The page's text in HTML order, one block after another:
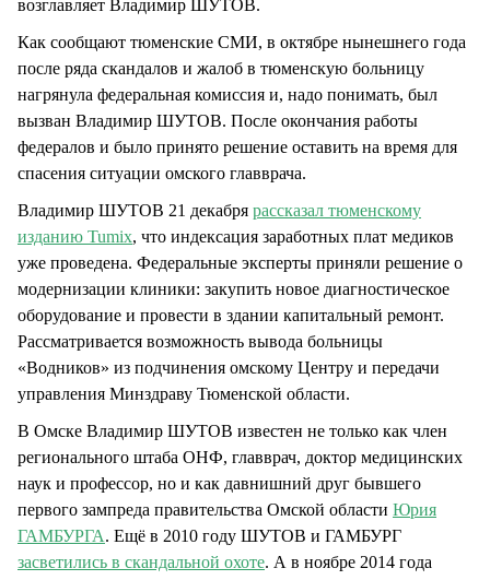
возглавляет Владимир ШУТОВ.
Как сообщают тюменские СМИ, в октябре нынешнего года
после ряда скандалов и жалоб в тюменскую больницу
нагрянула федеральная комиссия и, надо понимать, был
вызван Владимир ШУТОВ. После окончания работы
федералов и было принято решение оставить на время для
спасения ситуации омского главврача.
Владимир ШУТОВ 21 декабря рассказал тюменскому
изданию Tumix, что индексация заработных плат медиков
уже проведена. Федеральные эксперты приняли решение о
модернизации клиники: закупить новое диагностическое
оборудование и провести в здании капитальный ремонт.
Рассматривается возможность вывода больницы
«Водников» из подчинения омскому Центру и передачи
управления Минздраву Тюменской области.
В Омске Владимир ШУТОВ известен не только как член
регионального штаба ОНФ, главврач, доктор медицинских
наук и профессор, но и как давнишний друг бывшего
первого зампреда правительства Омской области Юрия
ГАМБУРГА. Ещё в 2010 году ШУТОВ и ГАМБУРГ
засветились в скандальной охоте. А в ноябре 2014 года